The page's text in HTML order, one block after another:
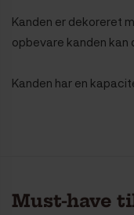
Kanden er dekoreret
opbevare kanden kan
Kanden har en
Must-have